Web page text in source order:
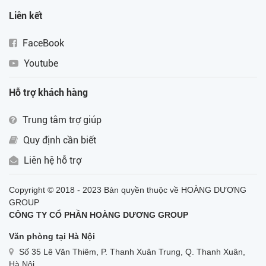
Liên kết
FaceBook
Youtube
Hỗ trợ khách hàng
Trung tâm trợ giúp
Quy định cần biết
Liên hệ hỗ trợ
Copyright © 2018 - 2023 Bản quyền thuộc về HOÀNG DƯƠNG
GROUP
CÔNG TY CỔ PHẦN HOÀNG DƯƠNG GROUP
Văn phòng tại Hà Nội
Số 35 Lê Văn Thiêm, P. Thanh Xuân Trung, Q. Thanh Xuân,